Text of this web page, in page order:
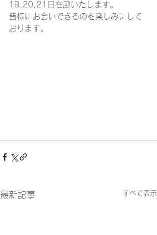
19,20,21日在廊いたします。
皆様にお会いできるのを楽しみにして
おります。
最新記事 すべて表示